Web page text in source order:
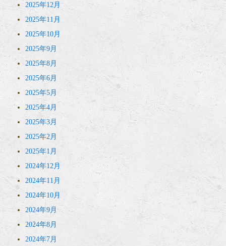
2025年12月
2025年11月
2025年10月
2025年9月
2025年8月
2025年6月
2025年5月
2025年4月
2025年3月
2025年2月
2025年1月
2024年12月
2024年11月
2024年10月
2024年9月
2024年8月
2024年7月